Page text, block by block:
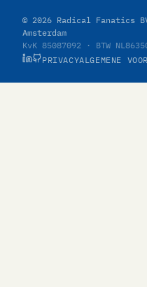
© 2026 Radical Fanatics
Amsterdam
KvK 85087092 · BTW
PRIVACYALGEMENE